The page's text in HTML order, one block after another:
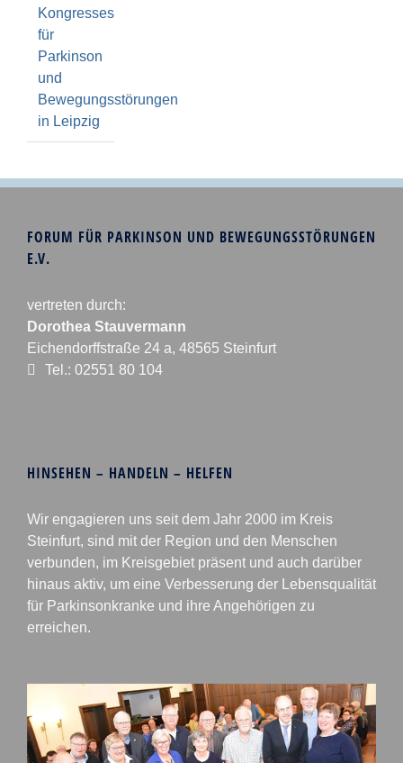
Kongresses
für
Parkinson
und
Bewegungsstörungen
in Leipzig
FORUM FÜR PARKINSON UND BEWEGUNGSSTÖRUNGEN
E.V.
vertreten durch:
Dorothea Stauvermann
Eichendorffstraße 24 a, 48565 Steinfurt
Tel.: 02551 80 104
HINSEHEN – HANDELN – HELFEN
Wir engagieren uns seit dem Jahr 2000 im Kreis
Steinfurt, sind mit der Region und den Menschen
verbunden, im Kreisgebiet präsent und auch darüber
hinaus aktiv, um eine Verbesserung der Lebensqualität
für Parkinsonkranke und ihre Angehörigen zu
erreichen.